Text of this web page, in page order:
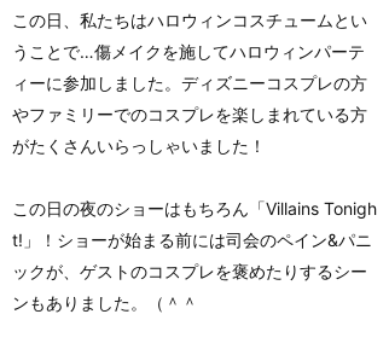
この日、私たちはハロウィンコスチュームとい
うことで…傷メイクを施してハロウィンパーテ
ィーに参加しました。ディズニーコスプレの方
やファミリーでのコスプレを楽しまれている方
がたくさんいらっしゃいました！
この日の夜のショーはもちろん「Villains Tonigh
t!」！ショーが始まる前には司会のペイン&パニ
ックが、ゲストのコスプレを褒めたりするシー
ンもありました。（＾＾